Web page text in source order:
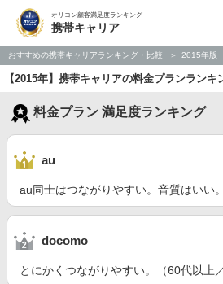
オリコン顧客満足度ランキング
携帯キャリア
おすすめの携帯キャリアランキング・比較 2015年版
【2015年】携帯キャリアの料金プランランキ
料金プラン 満足度ランキング
au
au同士はつながりやすい。音質はいい
docomo
とにかくつながりやすい。（60代以上